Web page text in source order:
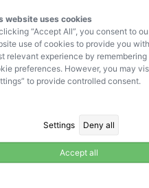
website uses cookies
“Accept All”, you consent to
use of cookies to provide you
relevant experience by remembering
preferences. However, you may
to provide controlled consent.
Settings Deny all
Accept all
žádný
kurz.
žádný
kurz.